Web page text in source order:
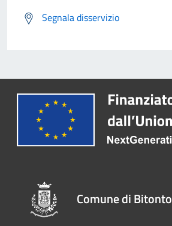
Segnala disservizio
Comune di Bitonto